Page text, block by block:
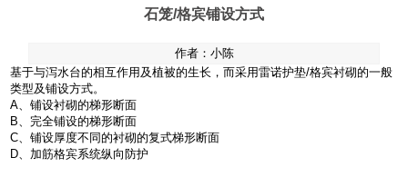
石笼/格宾铺设方式
作者：小陈
基于与泻水台的相互作用及植被的生长，而采用雷诺护垫/格宾衬砌的一般
类型及铺设方式。
A、铺设衬砌的梯形断面
B、完全铺设的梯形断面
C、铺设厚度不同的衬砌的复式梯形断面
D、加筋格宾系统纵向防护